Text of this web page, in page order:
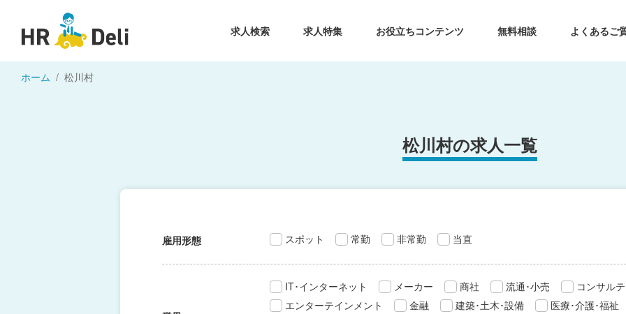
求人検索 求人特集 お役立ちコンテンツ 無料相談 よくあるご
ホーム 松川村
松川村の求人一覧
雇用形態 スポット 常勤 非常勤 当直
IT･インターネット メーカー 商社 流通･小売
コンサル
エンターテインメント
金融 建築･土木･設備
医療･介護･福祉